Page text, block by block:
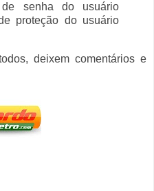
senha do usuário
proteção do usuário
deixem comentários e